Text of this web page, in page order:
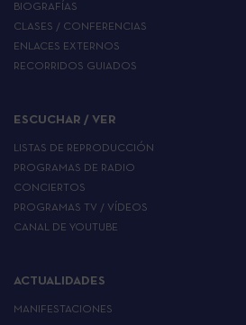
BIOGRAFÍAS
CLASES / CONFERENCIAS
ENLACES EXTERNOS
RECORRIDOS GUIADOS
ESCUCHAR / VER
LISTAS DE REPRODUCCIÓN
PROGRAMAS DE RADIO
CONCIERTOS
PROGRAMAS TV / VÍDEOS
CANAL DE YOUTUBE
ACTUALIDADES
MANIFESTACIONES